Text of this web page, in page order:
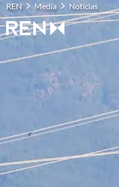
REN Media Notícias